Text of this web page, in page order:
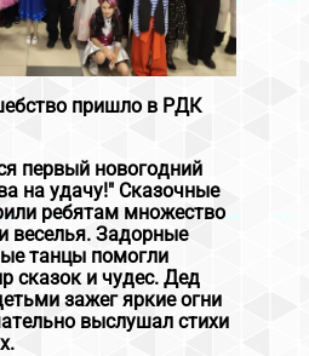
пришло в РДК
первый новогодний
на удачу!" Сказочные
ребятам множество
веселья. Задорные
танцы помогли
сказок и чудес. Дед
зажег яркие огни
выслушал стихи